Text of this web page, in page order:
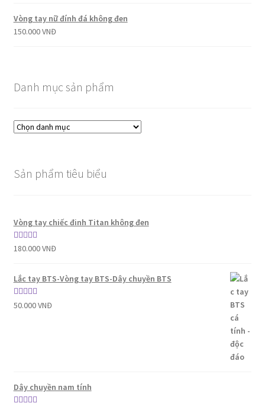
Vòng tay nữ đính đá không đen
150.000VNĐ
Danh mục sản phẩm
Sản phẩm tiêu biểu
Vòng tay chiếc đinh Titan không đen
Được xếp
sao
180.000VNĐ
Lắc tay BTS-Vòng tay BTS-Dây chuyền BTS
Được xếp
50.000VNĐ
Dây chuyền nam tính